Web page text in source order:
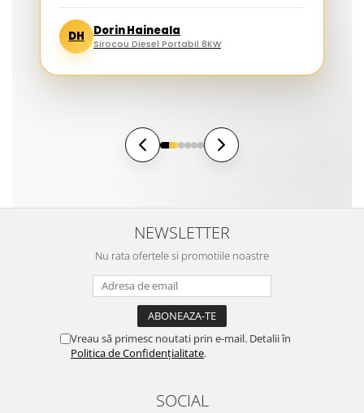
DH Dorin Haineala
Sirocou Diesel Portabil 8KW
NEWSLETTER
Nu rata ofertele si promotiile noastre
Vreau să primesc noutati prin e-mail. Detalii în
Politica de Confidențialitate.
SOCIAL